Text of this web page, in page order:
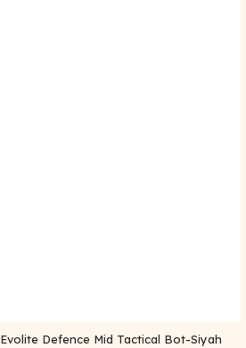
Evolite Defence Mid Tactical Bot-Siyah